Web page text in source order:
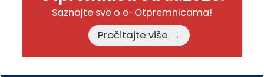
Saznajte sve o e-Otpremnicama!
Pročitajte više →